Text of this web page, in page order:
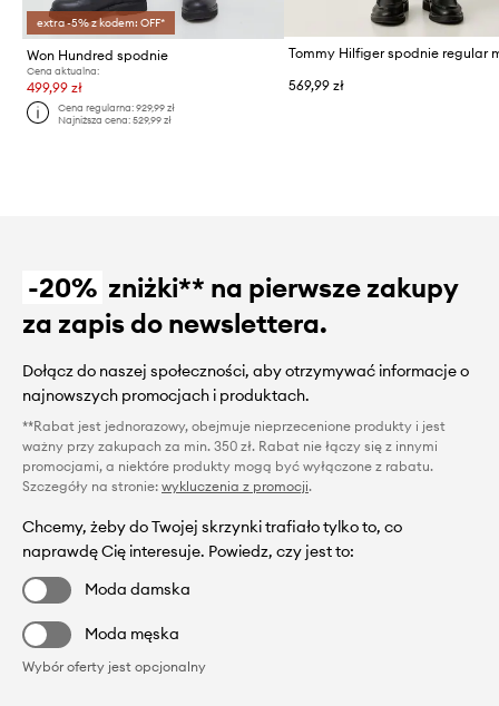
extra -5% z kodem: OFF*
Won Hundred spodnie
Cena aktualna:
499,99 zł
Cena regularna:929,99 zł
Najniższa cena:529,99 zł
Tommy Hilfiger spodnie regular
569,99 zł
-20% zniżki** na pierwsze zakupy
za zapis do newslettera.
Dołącz do naszej społeczności, aby otrzymywać informacje o
najnowszych promocjach i produktach.
**Rabat jest jednorazowy, obejmuje nieprzecenione produkty i jest
ważny przy zakupach za min. 350 zł. Rabat nie łączy się z innymi
promocjami, a niektóre produkty mogą być wyłączone z rabatu.
Szczegóły na stronie: wykluczenia z promocji.
Chcemy, żeby do Twojej skrzynki trafiało tylko to, co
naprawdę Cię interesuje. Powiedz, czy jest to:
Moda damska
Moda męska
Wybór oferty jest opcjonalny